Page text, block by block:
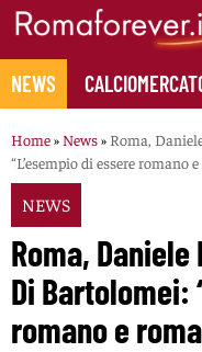
Skip
content
NEWS
Home» News» Roma,
“L’esempio di essere romano
NEWS
Roma,
Di Bartolomei:
romano e